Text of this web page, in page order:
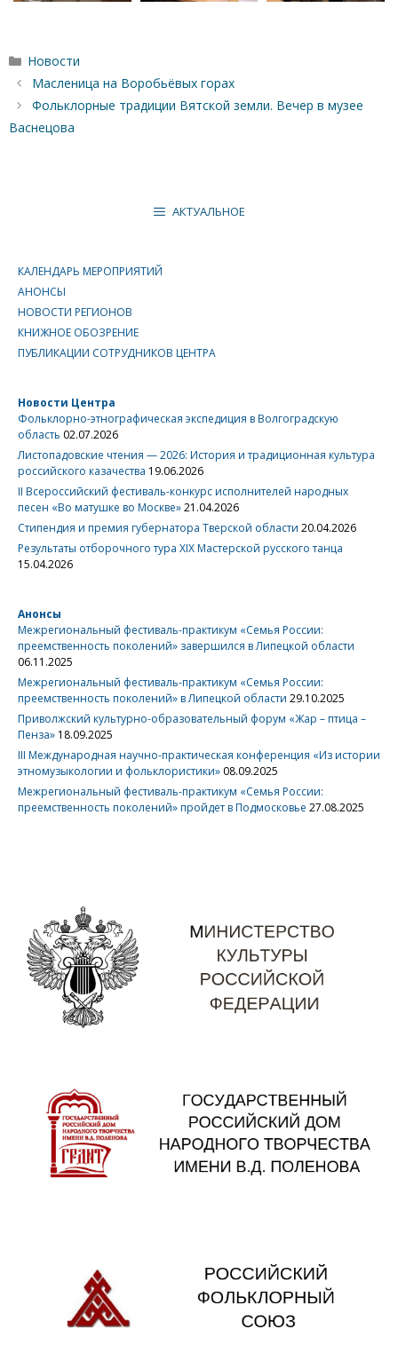
Рубрики
Новости
Масленица на Воробьёвых горах
Фольклорные традиции Вятской земли. Вечер в музее
Васнецова
АКТУАЛЬНОЕ
КАЛЕНДАРЬ МЕРОПРИЯТИЙ
АНОНСЫ
НОВОСТИ РЕГИОНОВ
КНИЖНОЕ ОБОЗРЕНИЕ
ПУБЛИКАЦИИ СОТРУДНИКОВ ЦЕНТРА
Новости Центра
Фольклорно-этнографическая экспедиция в Волгоградскую
область 02.07.2026
Листопадовские чтения — 2026: История и традиционная культура
российского казачества 19.06.2026
II Всероссийский фестиваль-конкурс исполнителей народных
песен «Во матушке во Москве»21.04.2026
Стипендия и премия губернатора Тверской области 20.04.2026
Результаты отборочного тура XIX Мастерской русского танца
15.04.2026
Анонсы
Межрегиональный фестиваль-практикум «Семья России:
преемственность поколений» завершился в Липецкой области
06.11.2025
Межрегиональный фестиваль-практикум «Семья России:
преемственность поколений» в Липецкой области 29.10.2025
Приволжский культурно-образовательный форум «Жар – птица –
Пенза» 18.09.2025
III Международная научно-практическая конференция «Из истории
этномузыкологии и фольклористики» 08.09.2025
Межрегиональный фестиваль-практикум «Семья России:
преемственность поколений» пройдет в Подмосковье 27.08.2025